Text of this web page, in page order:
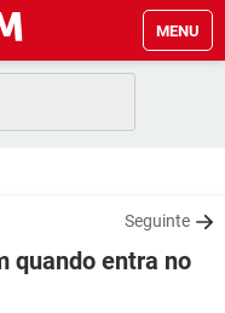
MENU
Seguinte
quando entra no